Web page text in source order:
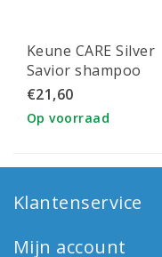
Keune CARE Silver
Savior shampoo
300ml
€21,60
Op voorraad
Klantenservice
Mijn account